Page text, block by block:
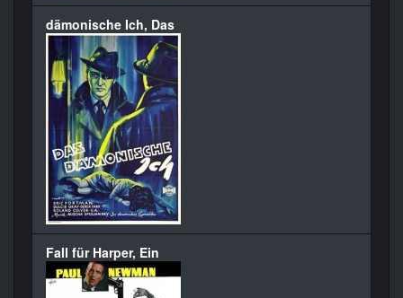
dämonische Ich, Das
Fall für Harper, Ein